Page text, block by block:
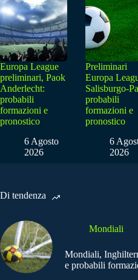
Europa League
preliminari, Paok
Anderlecht:
probabili
formazioni e
pronostico
6 Agosto
2026
Preliminari
Europa
Salisburgo-
probabili
formazioni e
pronostico
6
2026
Di tendenza
Mondiali
Mondiali,
e probabili